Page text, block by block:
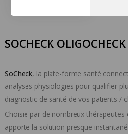
trouvez
Vous
le côté
SOCHECK OLIGOCHECK
SoCheck, la plate-forme santé
analyses physiologies pour qualifier
diagnostic de santé de vos patients /
Choisie par de nombreux thérapeutes
apporte la solution presque